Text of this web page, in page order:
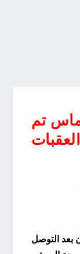
تم
بعد التوصل